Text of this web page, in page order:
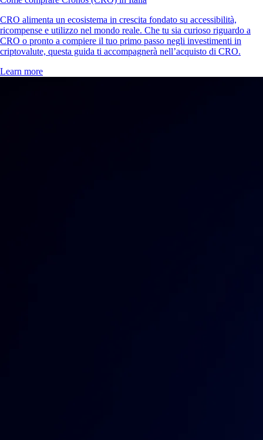
CRO alimenta un ecosistema in crescita fondato su accessibilità,
ricompense e utilizzo nel mondo reale. Che tu sia curioso riguardo a
CRO o pronto a compiere il tuo primo passo negli investimenti in
criptovalute, questa guida ti accompagnerà nell’acquisto di CRO.
Learn more